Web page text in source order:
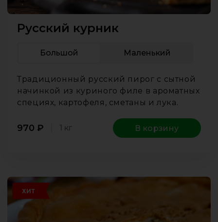
Русский курник
Большой Маленький
Традиционный русский пирог с сытной
начинкой из куриного филе в ароматных
специях, картофеля, сметаны и лука.
970 ₽ 1 кг В корзину
ХИТ